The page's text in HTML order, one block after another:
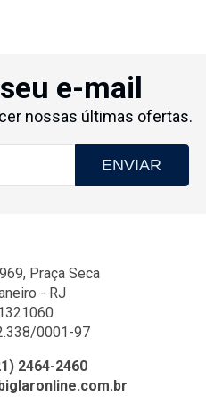
e-mail
nossas últimas ofertas.
ENVIAR
Praça Seca
- RJ
0001-97
2464-2460